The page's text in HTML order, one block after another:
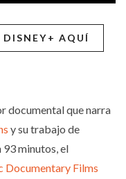
DISNEY+ AQUÍ
documental que narra
y su trabajo de
93 minutos, el
Documentary Films